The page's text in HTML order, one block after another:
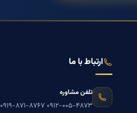
ارتباط با ما
تلفن مشاوره
۰۹۱۲-۰۰۵-۴۸۷۳ ۰۹۱۹-۸۷۱-۸۷۶۷